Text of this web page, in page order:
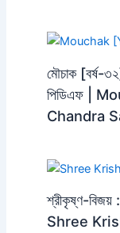
মৌচাক [বর্ষ-
পিডিএফ |
Chandra
শ্রীকৃষ্ণ-বিজয় :
Shree